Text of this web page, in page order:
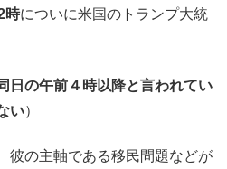
時についに米国のトランプ大統
日の午前４時以降と言われてい
い）
彼の主軸である移民問題などが